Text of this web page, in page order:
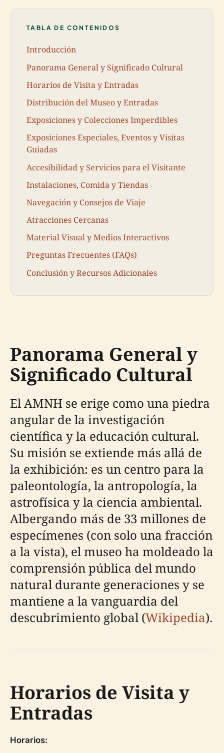
TABLA DE CONTENIDOS
Introducción
Panorama General y Significado Cultural
Horarios de Visita y Entradas
Distribución del Museo y Entradas
Exposiciones y Colecciones Imperdibles
Exposiciones Especiales, Eventos y Visitas
Guiadas
Accesibilidad y Servicios para el Visitante
Instalaciones, Comida y Tiendas
Navegación y Consejos de Viaje
Atracciones Cercanas
Material Visual y Medios Interactivos
Preguntas Frecuentes (FAQs)
Conclusión y Recursos Adicionales
Panorama General y
Significado Cultural
El AMNH se erige como una piedra
angular de la investigación
científica y la educación cultural.
Su misión se extiende más allá de
la exhibición: es un centro para la
paleontología, la antropología, la
astrofísica y la ciencia ambiental.
Albergando más de 33 millones de
especímenes (con solo una fracción
a la vista), el museo ha moldeado la
comprensión pública del mundo
natural durante generaciones y se
mantiene a la vanguardia del
descubrimiento global (Wikipedia).
Horarios de Visita y
Entradas
Horarios: